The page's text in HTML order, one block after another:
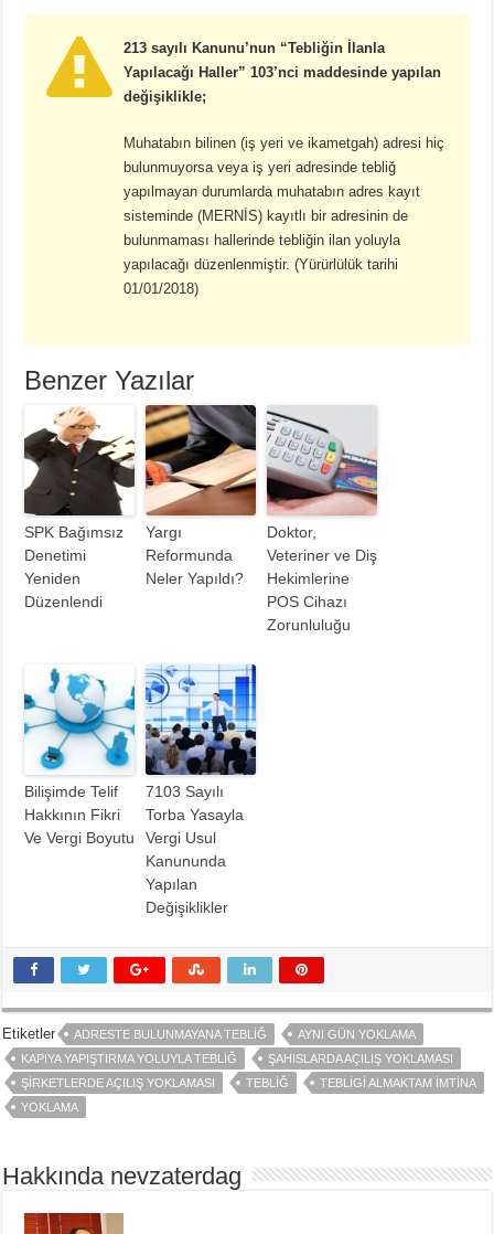
213 sayılı Kanunu’nun “Tebliğin İlanla
Yapılacağı Haller” 103’nci maddesinde yapılan
değişiklikle;
Muhatabın bilinen (iş yeri ve ikametgah) adresi hiç
bulunmuyorsa veya iş yeri adresinde tebliğ
yapılmayan durumlarda muhatabın adres kayıt
sisteminde (MERNİS) kayıtlı bir adresinin de
bulunmaması hallerinde tebliğin ilan yoluyla
yapılacağı düzenlenmiştir. (Yürürlülük tarihi
01/01/2018)
Benzer Yazılar
SPK Bağımsız
Denetimi
Yeniden
Düzenlendi
Yargı
Reformunda
Neler Yapıldı?
Doktor,
Veteriner ve Diş
Hekimlerine
POS Cihazı
Zorunluluğu
Bilişimde Telif
Hakkının Fikri
Ve Vergi Boyutu
7103 Sayılı
Torba Yasayla
Vergi Usul
Kanununda
Yapılan
Değişiklikler
Etiketler ADRESTE BULUNMAYANA TEBLIĞ
AYNI GÜN YOKLAMA
KAPIYA YAPIŞTIRMA YOLUYLA TEBLIĞ
ŞAHISLARDA AÇILIŞ YOKLAMASI
ŞIRKETLERDE AÇILIŞ YOKLAMASI
TEBLIĞ
TEBLIGI ALMAKTAM İMTINA
YOKLAMA
Hakkında nevzaterdag